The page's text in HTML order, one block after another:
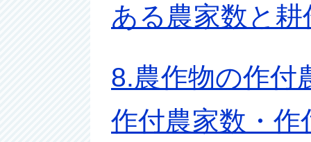
ある農家数と
8.農作物の作付
作付農家数・作